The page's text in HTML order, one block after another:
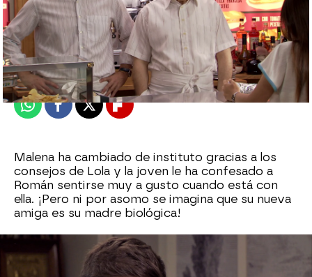
Patri Bea
Publicado:20 de septiembre de 2023, 16:48
WhatsappFacebook
X Flipboard
Malena ha cambiado de instituto gracias a los
consejos de Lola y la joven le ha confesado a
Román sentirse muy a gusto cuando está con
ella. ¡Pero ni por asomo se imagina que su nueva
amiga es su madre biológica!
Malena ha visitado el bar de Pelayo y Marcelino
y les ha comentado que está muy feliz con el